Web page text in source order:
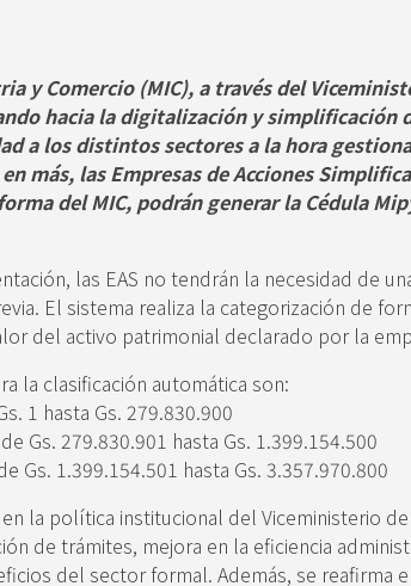
y Comercio (MIC), a través del
hacia la digitalización y simplificación
a los distintos sectores a la hora
más, las Empresas de Acciones
del MIC, podrán generar la Cédula
las EAS no tendrán la necesidad de
El sistema realiza la categorización de
del activo patrimonial declarado por la
la clasificación automática son:
1 hasta Gs. 279.830.900
Gs. 279.830.901 hasta Gs. 1.399.154.500
Gs. 1.399.154.501 hasta Gs. 3.357.970.800
la política institucional del Viceministerio de
de trámites, mejora en la eficiencia
del sector formal. Además, se reafirma el